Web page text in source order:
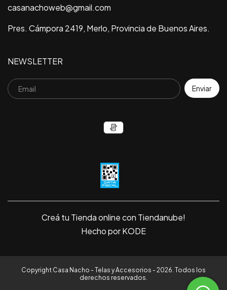
casanachoweb@gmail.com
Pres. Cámpora 2419, Merlo, Provincia de Buenos Aires.
NEWSLETTER
Creá tu Tienda online con Tiendanube!
Hecho por KODE
Copyright Casa Nacho - Telas y Accesorios - 2026. Todos los
derechos reservados.